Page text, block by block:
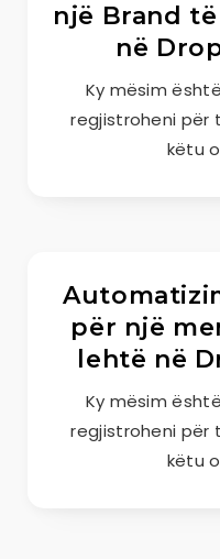
një Brand
në
Ky mësim
regjistroheni për
këtu
për një
lehtë në
Ky mësim
regjistroheni për
këtu